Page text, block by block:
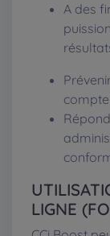
A des
LIGNE